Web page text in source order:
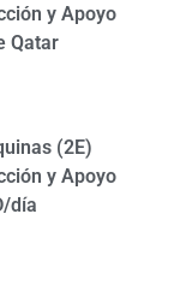
y Apoyo
Qatar
(2E)
y Apoyo
día